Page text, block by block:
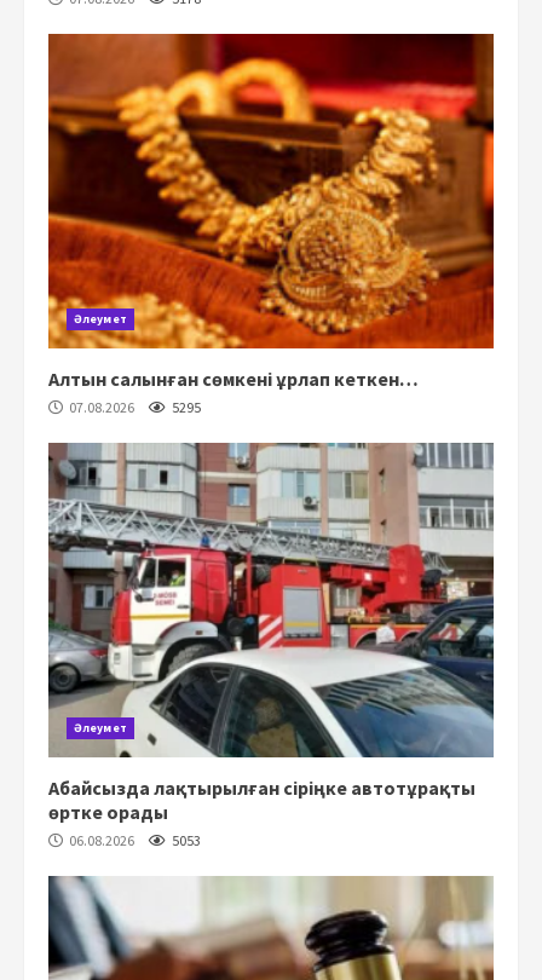
Әлеумет
Алтын салынған сөмкені ұрлап кеткен…
07.08.2026 5295
Әлеумет
Абайсызда лақтырылған сіріңке автотұрақты
өртке орады
06.08.2026 5053